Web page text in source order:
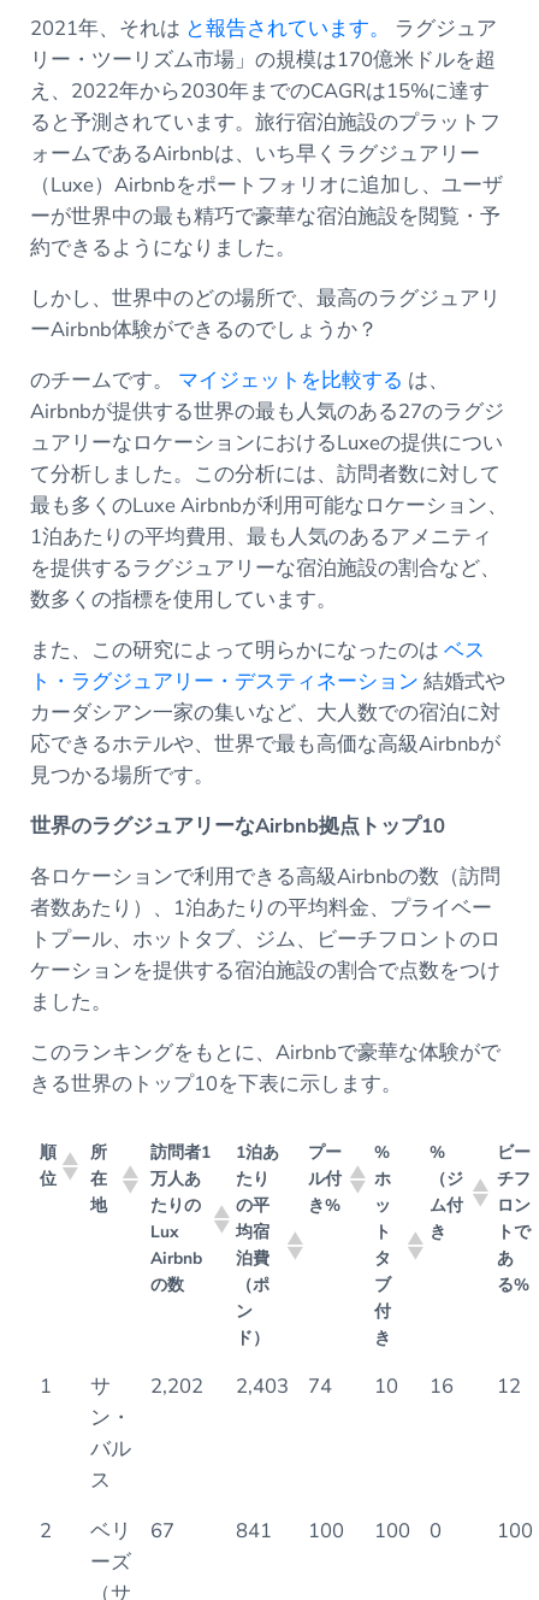
2021年、それは と報告されています。
ラグジュア
リー・ツーリズム市場」の規模は170億米ドルを超
え、2022年から2030年までのCAGRは15%に達す
ると予測されています。旅行宿泊施設のプラットフ
ォームであるAirbnbは、いち早くラグジュアリー
（Luxe）Airbnbをポートフォリオに追加し、ユーザ
ーが世界中の最も精巧で豪華な宿泊施設を閲覧・予
約できるようになりました。
しかし、世界中のどの場所で、最高のラグジュアリ
ーAirbnb体験ができるのでしょうか？
のチームです。 マイジェットを比較する は、
Airbnbが提供する世界の最も人気のある27のラグジ
ュアリーなロケーションにおけるLuxeの提供につい
て分析しました。この分析には、訪問者数に対して
最も多くのLuxe Airbnbが利用可能なロケーション、
1泊あたりの平均費用、最も人気のあるアメニティ
を提供するラグジュアリーな宿泊施設の割合など、
数多くの指標を使用しています。
また、この研究によって明らかになったのは ベス
ト・ラグジュアリー・デスティネーション 結婚式や
カーダシアン一家の集いなど、大人数での宿泊に対
応できるホテルや、世界で最も高価な高級Airbnbが
見つかる場所です。
世界のラグジュアリーなAirbnb拠点トップ10
各ロケーションで利用できる高級Airbnbの数（訪問
者数あたり）、1泊あたりの平均料金、プライベー
トプール、ホットタブ、ジム、ビーチフロントのロ
ケーションを提供する宿泊施設の割合で点数をつけ
ました。
このランキングをもとに、Airbnbで豪華な体験がで
きる世界のトップ10を下表に示します。
順
位
所
在
地
訪問者1
万人あ
たりの
Lux
Airbnb
の数
1泊あ
たり
の平
均宿
泊費
（ポ
ン
ド）
プー
ル付
き%
%
ホ
ッ
ト
タ
ブ
付
き
%
（ジ
ム付
き
ビー
チフ
ロン
トで
あ
る%
1
サ
ン・
バル
ス
2,202 2,403 74 10 16 12
2
ベリ
ーズ
（サ
67 841 100 100 0 100